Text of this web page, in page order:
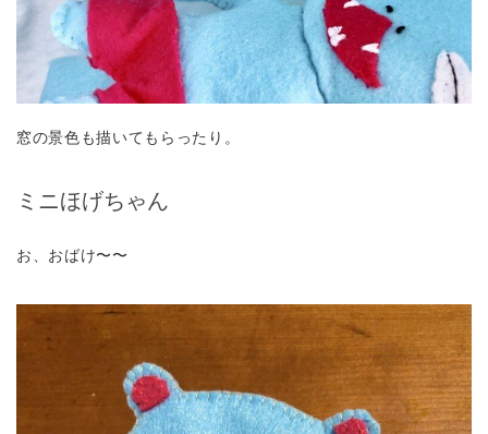
窓の景色も描いてもらったり。
ミニほげちゃん
お、おばけ〜〜